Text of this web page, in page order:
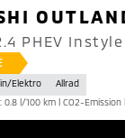
PHEV
Elektro
Allrad
l/100 km | CO2-